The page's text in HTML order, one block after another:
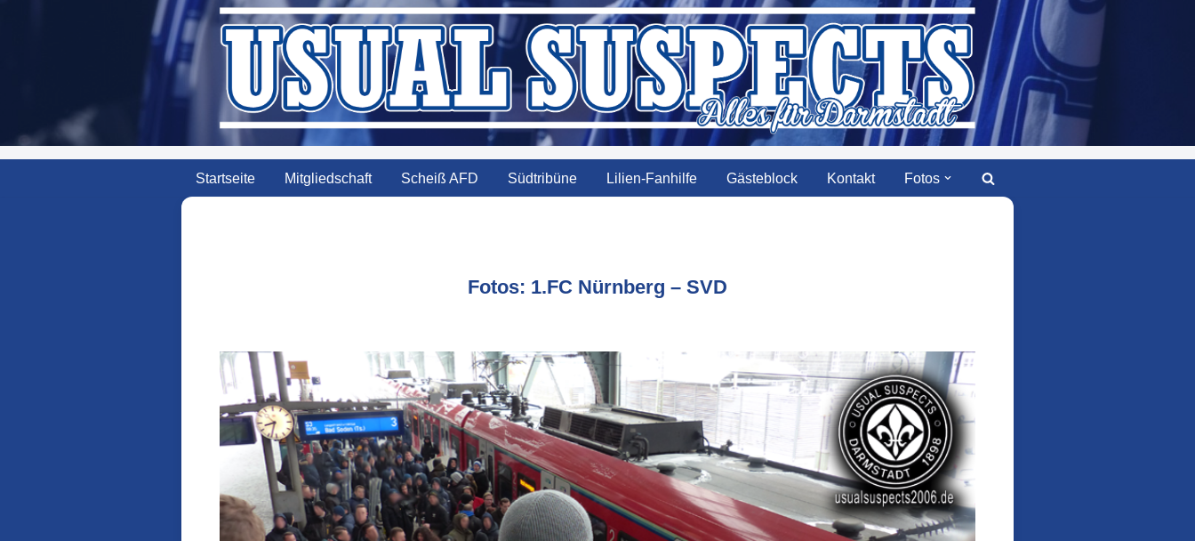
Startseite Mitgliedschaft Scheiß AFD Südtribüne Lilien-Fanhilfe Gästeblock Kontakt Fotos
Fotos: 1.FC Nürnberg – SVD